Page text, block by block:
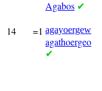
Agabos ✔
14 =1 agayoergew
agathoergeo
✔